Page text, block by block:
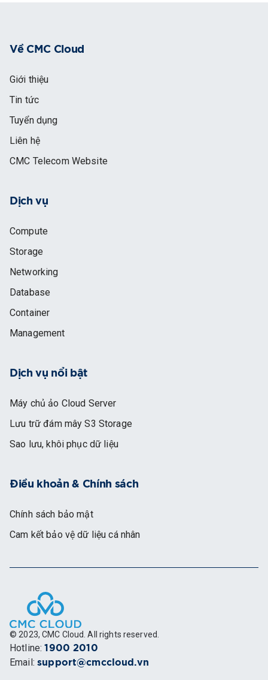
Về CMC Cloud
Giới thiệu
Tin tức
Tuyển dụng
Liên hệ
CMC Telecom Website
Dịch vụ
Compute
Storage
Networking
Database
Container
Management
Dịch vụ nổi bật
Máy chủ ảo Cloud Server
Lưu trữ đám mây S3 Storage
Sao lưu, khôi phục dữ liệu
Điều khoản & Chính sách
Chính sách bảo mật
Cam kết bảo vệ dữ liệu cá nhân
© 2023, CMC Cloud. All rights reserved.
Hotline: 1900 2010
Email : support@cmccloud.vn